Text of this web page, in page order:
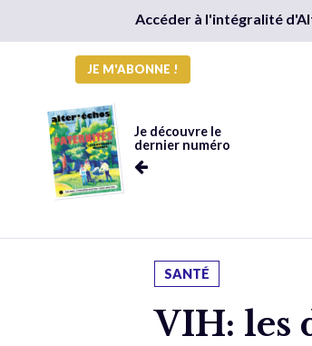
Accéder à l'intégralité
JE M'ABONNE !
Je découvre le
dernier numéro
SANTÉ
VIH: les